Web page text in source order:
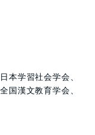
本学習社会学会、
国漢文教育学会、